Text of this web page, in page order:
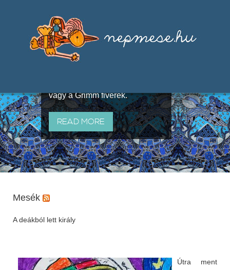
útján terjedő elbeszélésekből,
melyeket olyan ismert gyűjtők
állítottak össze, mint Benedek
vagy a Grimm fivérek.
READ MORE
Mesék
A deákból lett király
Útra ment